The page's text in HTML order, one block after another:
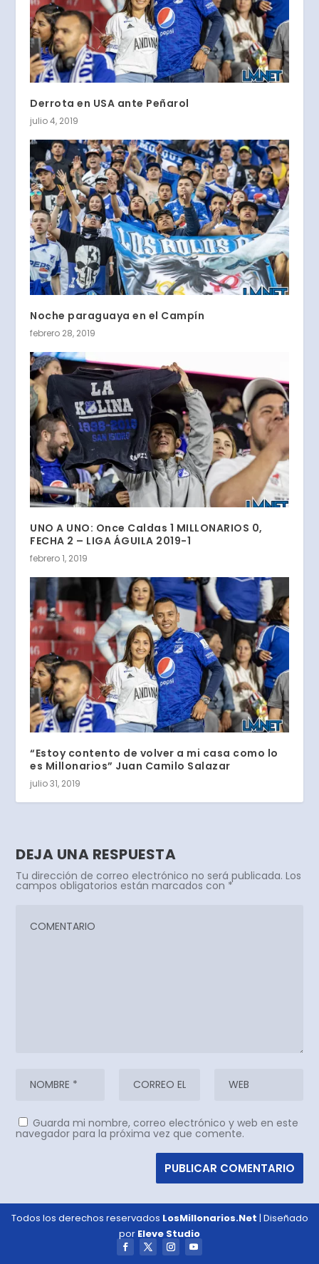
Derrota en USA ante Peñarol
julio 4, 2019
Noche paraguaya en el Campín
febrero 28, 2019
UNO A UNO: Once Caldas 1 MILLONARIOS 0,
FECHA 2 – LIGA ÁGUILA 2019-1
febrero 1, 2019
“Estoy contento de volver a mi casa como lo
es Millonarios” Juan Camilo Salazar
julio 31, 2019
DEJA UNA RESPUESTA
Tu dirección de correo electrónico no será publicada. Los
campos obligatorios están marcados con *
Guarda mi nombre, correo electrónico y web en este
navegador para la próxima vez que comente.
Todos los derechos reservados LosMillonarios.Net | Diseñado
por Eleve Studio